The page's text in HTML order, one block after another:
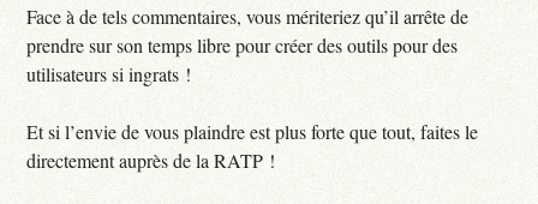
Face à de tels commentaires, vous mériteriez qu’il arrête de
prendre sur son temps libre pour créer des outils pour des
utilisateurs si ingrats !
Et si l’envie de vous plaindre est plus forte que tout, faites le
directement auprès de la RATP !